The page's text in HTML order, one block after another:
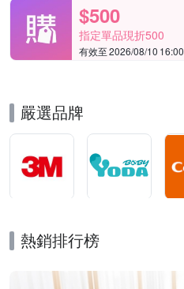
$500
指定單品現折500
有效至 2026/08/10 16:00
嚴選品牌
熱銷排行榜